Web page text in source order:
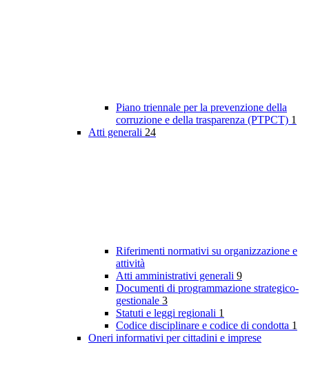
Piano triennale per la prevenzione della
corruzione e della trasparenza (PTPCT) 1
Atti generali 24
Riferimenti normativi su organizzazione e
attività
Atti amministrativi generali 9
Documenti di programmazione strategico-
gestionale 3
Statuti e leggi regionali 1
Codice disciplinare e codice di condotta 1
Oneri informativi per cittadini e imprese